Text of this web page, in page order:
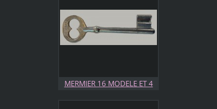
MERMIER 16 MODELE ET 4